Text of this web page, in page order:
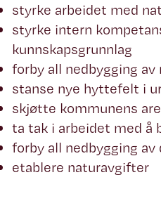
styrke arbeidet med
styrke intern
kunnskapsgrunnlag
forby all nedbygging av
stanse nye hyttefelt i
skjøtte kommunens
ta tak i arbeidet med å
forby all nedbygging
etablere naturavgifter